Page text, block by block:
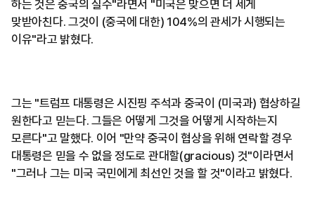
하는 것은 중국의 실수"라면서 "미국은 맞으면 더 세게
맞받아친다. 그것이 (중국에 대한) 104%의 관세가 시행되는
이유"라고 밝혔다.
그는 "트럼프 대통령은 시진핑 주석과 중국이 (미국과) 협상하길
원한다고 믿는다. 그들은 어떻게 그것을 어떻게 시작하는지
모른다"고 말했다. 이어 "만약 중국이 협상을 위해 연락할 경우
대통령은 믿을 수 없을 정도로 관대할(gracious) 것"이라면서
"그러나 그는 미국 국민에게 최선인 것을 할 것"이라고 밝혔다.